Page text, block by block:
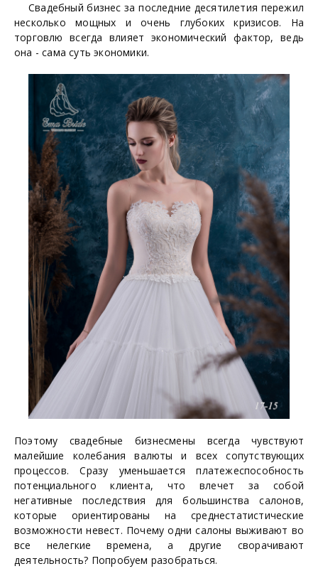
Свадебный бизнес за последние десятилетия пережил
несколько мощных и очень глубоких кризисов. На
торговлю всегда влияет экономический фактор, ведь
она - сама суть экономики.
Поэтому свадебные бизнесмены всегда чувствуют
малейшие колебания валюты и всех сопутствующих
процессов. Сразу уменьшается платежеспособность
потенциального клиента, что влечет за собой
негативные последствия для большинства салонов,
которые ориентированы на среднестатистические
возможности невест. Почему одни салоны выживают во
все нелегкие времена, а другие сворачивают
деятельность? Попробуем разобраться.